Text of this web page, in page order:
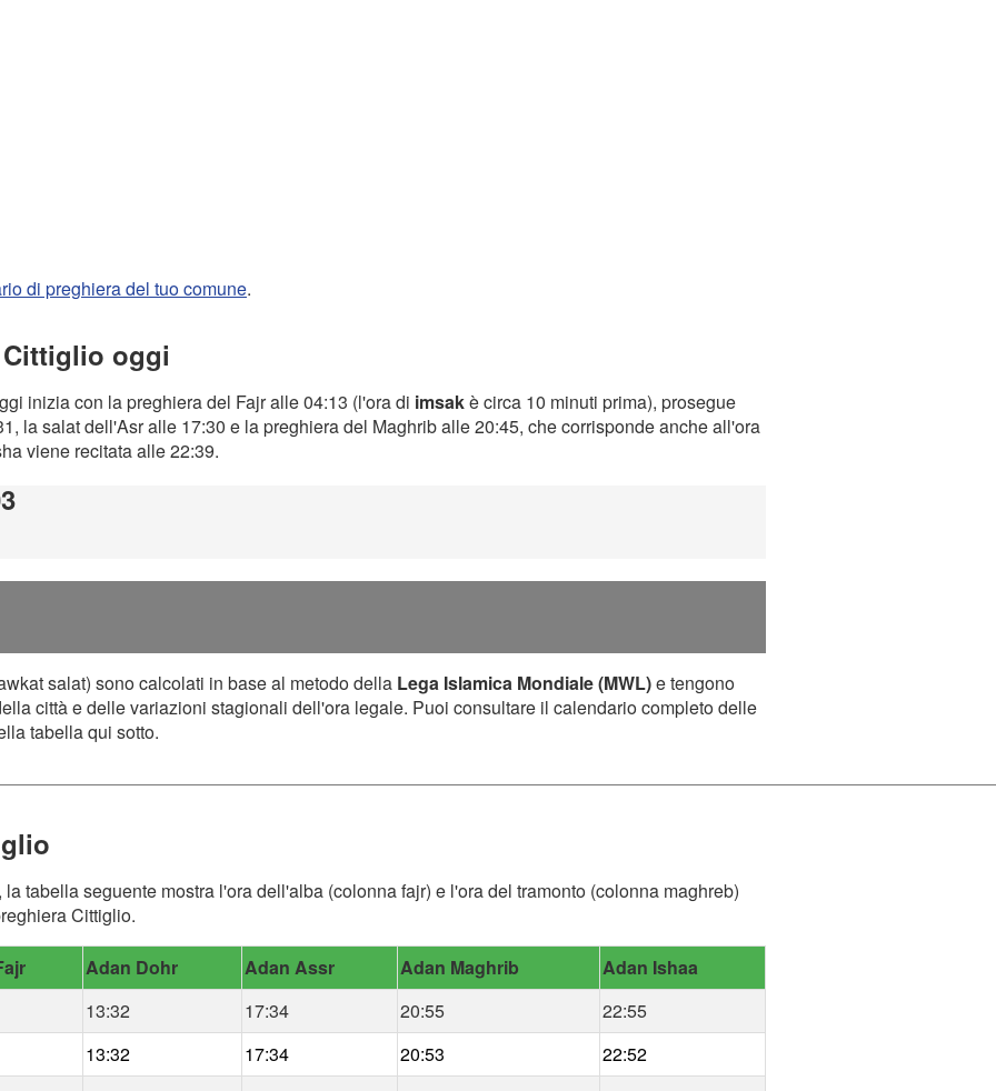
di preghiera del tuo comune.
oggi
inizia con la preghiera del Fajr alle 04:13 (l'ora di imsakè circa 10 minuti prima), prosegue
la salat dell'Asr alle 17:30 e la preghiera del Maghrib alle 20:45, che corrisponde anche all'ora
viene recitata alle 22:39.
salat) sono calcolati in base al metodo della Lega Islamica Mondiale (MWL)e tengono
città e delle variazioni stagionali dell'ora legale. Puoi consultare il calendario completo delle
tabella qui sotto.
tabella seguente mostra l'ora dell'alba (colonna fajr) e l'ora del tramonto (colonna maghreb)
Cittiglio.
Adan Dohr Adan Assr Adan Maghrib
Adan Ishaa
13:32
17:34 20:55
22:55
13:32
17:34 20:53
22:52